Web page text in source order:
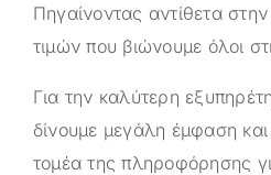
Πηγαίνοντας αντίθετα
τιμών που βιώνουμε όλοι
Για την καλύτερη
δίνουμε μεγάλη έμφαση
τομέα της πληροφόρησης